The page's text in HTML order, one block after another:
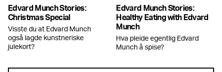
Edvard Munch Stories:
Christmas Special
Visste du at Edvard Munch
også lagde kunstneriske
julekort?
Edvard Munch Stories:
Healthy Eating with Edvard
Munch
Hva pleide egentlig Edvard
Munch å spise?